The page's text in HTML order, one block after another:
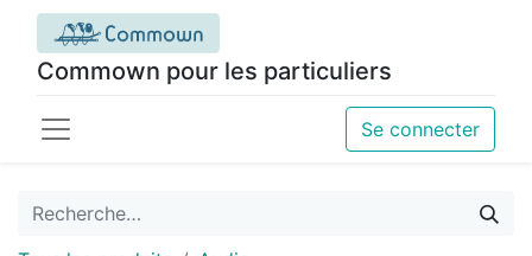
Commown pour les particuliers
Se connecter